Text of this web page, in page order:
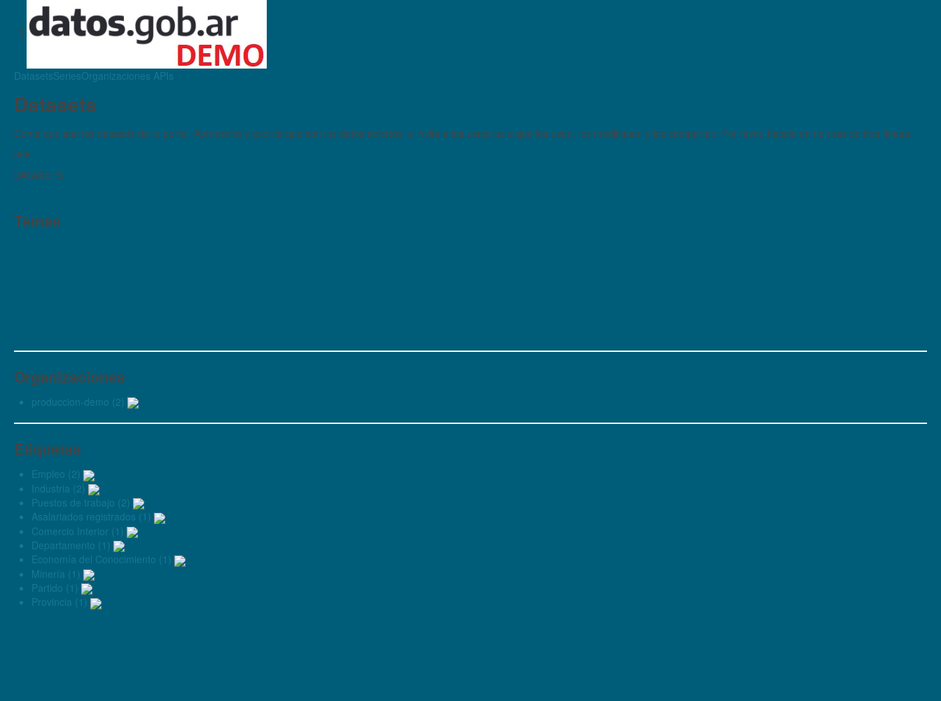
DatasetsSeriesOrganizaciones APIs
Datasets
Contá qué son los datasets de tu portal. Aprovechá y explicá qué son los datos abiertos, e invitá a tus usuarios a que los usen, los modifiquen y los compartan. Por favor, hacelo en no más de tres líneas.
308
DATASETS
Temas
Organizaciones
produccion-demo (2)
Etiquetas
Empleo (2)
Industria (2)
Puestos de trabajo (2)
Asalariados registrados (1)
Comercio Interior (1)
Departamento (1)
Economía del Conocimiento (1)
Minería (1)
Partido (1)
Provincia (1)